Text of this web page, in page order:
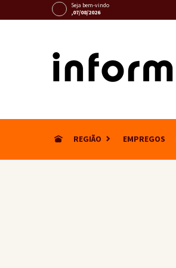
Seja bem-vindo
,07/08/2026
REGIÃO EMPREGOS